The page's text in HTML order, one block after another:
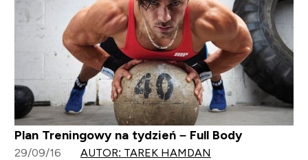
Plan Treningowy na tydzień – Full Body
29/09/16 AUTOR: TAREK HAMDAN